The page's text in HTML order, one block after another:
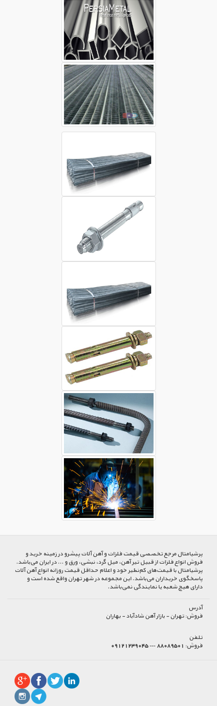
پرشیا‌متال مرجع تخصصی قیمت فلزات و آهن آلات پیشرو در زمینه خرید و
فروش انواع فلزات از قبیل تیر آهن، میل گرد، نبشی، ورق و ... در ایران می‌باشد.
پرشیامتال با قیمت‌های کم‌نظیر خود و اعلام حداقل قیمت روزانه انواع آهن آلات
پاسخگوی خریداران می‌باشد. این مجموعه در شهر تهران واقع شده است و
دارای هیچ شعبه یا نمایندگی نمی‌باشد.
آدرس
فروش:تهران - بازار آهن شادآباد - بهاران
تلفن
فروش: 88089501 --- 09121239045